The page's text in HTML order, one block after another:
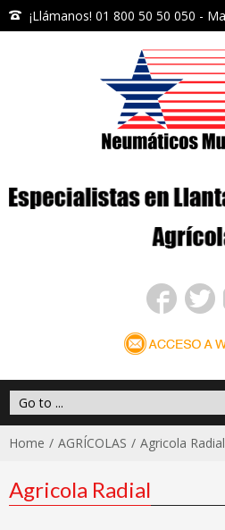
¡Llámanos! 01 800 50 50 050 -
Home AGRÍCOLAS Agricola Radial
Agricola Radial